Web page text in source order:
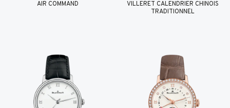
AIR COMMAND
VILLERET CALENDRIER CHINOIS
TRADITIONNEL